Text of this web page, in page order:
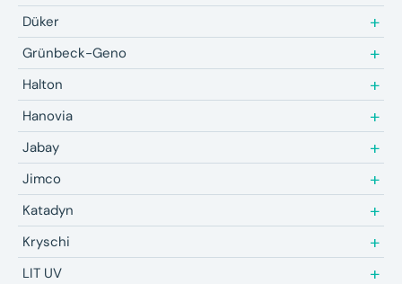
Düker
Grünbeck-Geno
Halton
Hanovia
Jabay
Jimco
Katadyn
Kryschi
LIT UV